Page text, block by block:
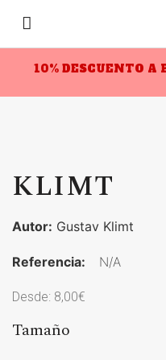
10% DESCUENTO A
KLIMT
Autor: Gustav Klimt
Referencia: N/A
Desde: 8,00€
Tamaño